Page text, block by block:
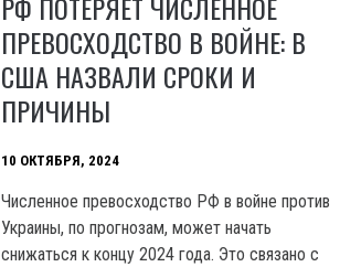
РФ ПОТЕРЯЕТ ЧИСЛЕННОЕ
ПРЕВОСХОДСТВО В ВОЙНЕ: В
США НАЗВАЛИ СРОКИ И
ПРИЧИНЫ
10 ОКТЯБРЯ, 2024
Численное превосходство РФ в войне против
Украины, по прогнозам, может начать
снижаться к концу 2024 года. Это связано с